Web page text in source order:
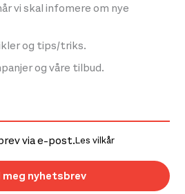
vi skal infomere om nye
og tips/triks.
og våre tilbud.
via e-post.Les vilkår